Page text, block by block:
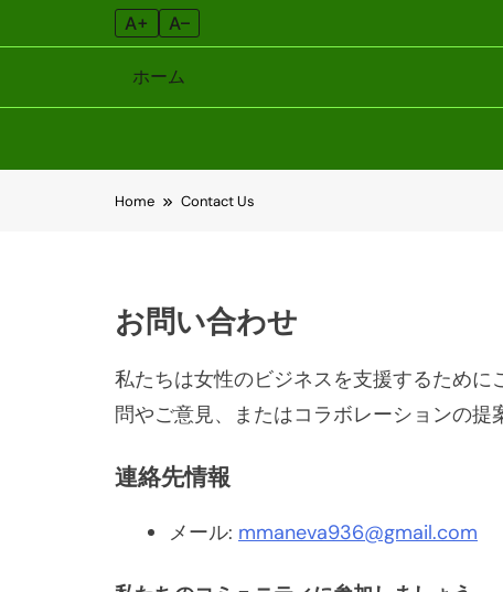
A+ A–
ホーム
Home Contact Us
お問い合わせ
私たちは女性のビジネスを支援するため
問やご意見、またはコラボレーションの提
連絡先情報
メール: mmaneva936@gmail.com